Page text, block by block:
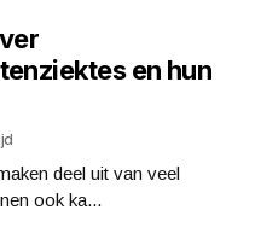
en hun
deel uit van veel
ook ka...